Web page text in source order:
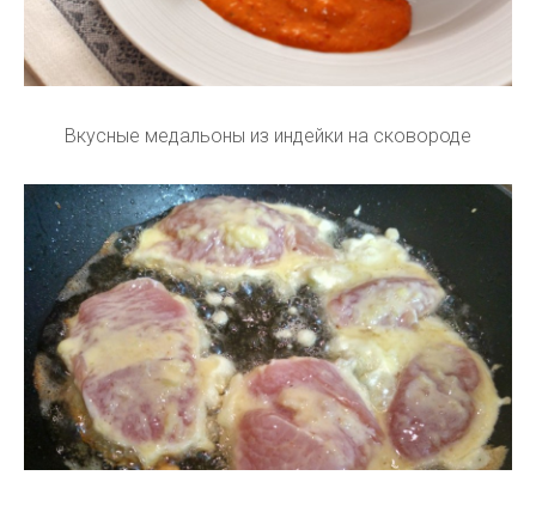
Вкусные медальоны из индейки на сковороде